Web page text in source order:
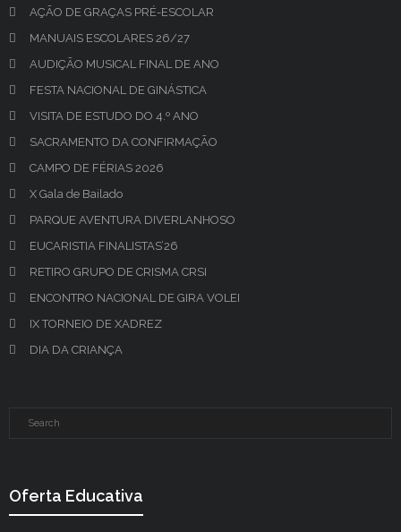
AÇÃO DE GRAÇAS PRÉ-ESCOLAR
MANUAIS ESCOLARES 26/27
AUDIÇÃO MUSICAL FINAL DE ANO
FESTA NACIONAL DE GINÁSTICA
VISITA DE ESTUDO DO 4.º ANO
SACRAMENTO DA CONFIRMAÇÃO
CAMPO DE FÉRIAS 2026
X Gala de Bailado
PARQUE AVENTURA DIVERLANHOSO
EUCARISTIA FINALISTAS’26
RETIRO GRUPO DE CRISMA CRSI
ENCONTRO NACIONAL DE GIRA VOLEI
IX TORNEIO DE XADREZ
DIA DA CRIANÇA
Oferta Educativa